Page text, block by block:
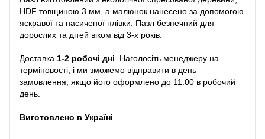
HDF товщиною 3 мм, а малюнок нанесено за допомогою
яскравої та насиченої плівки. Пазл безпечний для
дорослих та дітей віком від 3-х років.
Доставка 1-2 робочі дні . Наголосіть менеджеру на
терміновості, і ми зможемо відправити в день
замовлення, якщо його оформлено до 11:00 в робочий
день.
Виготовлено в Україні